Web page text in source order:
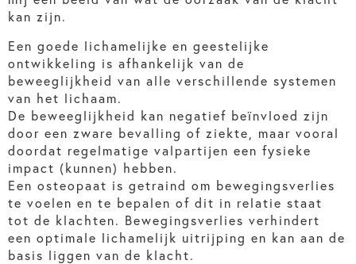
kan zijn.
Een goede lichamelijke en geestelijke
ontwikkeling is afhankelijk van de
beweeglijkheid van alle verschillende systemen
van het lichaam.
De beweeglijkheid kan negatief beïnvloed zijn
door een zware bevalling of ziekte, maar vooral
doordat regelmatige valpartijen een fysieke
impact (kunnen) hebben.
Een osteopaat is getraind om bewegingsverlies
te voelen en te bepalen of dit in relatie staat
tot de klachten. Bewegingsverlies verhindert
een optimale lichamelijk uitrijping en kan aan de
basis liggen van de klacht.